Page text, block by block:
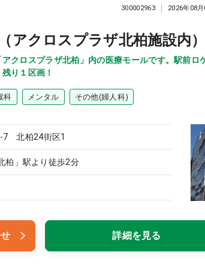
アクロスプラザ北柏施設内）
アクロスプラザ北柏」内の医療モールです。駅前ロ
り１区画！
300002963 2026年08
科 メンタル その他(婦人科)
7 北柏24街区1
柏」駅より徒歩2分
詳細を見る